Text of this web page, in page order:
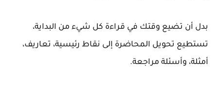
بدل أن تضيع وقتك في قراءة كل شيء من البداية،
تستطيع تحويل المحاضرة إلى نقاط رئيسية، تعاريف،
أمثلة، وأسئلة مراجعة.